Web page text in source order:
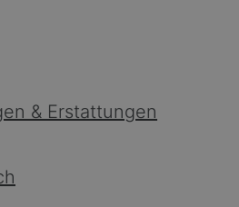
& Erstattungen